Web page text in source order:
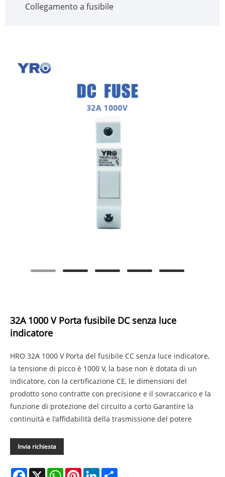
Collegamento a fusibile
32A 1000 V Porta fusibile DC senza luce
indicatore
HRO 32A 1000 V Porta del fusibile CC senza luce indicatore,
la tensione di picco è 1000 V, la base non è dotata di un
indicatore, con la certificazione CE, le dimensioni del
prodotto sono contratte con precisione e il sovraccarico e la
funzione di protezione del circuito a corto Garantire la
continuità e l'affidabilità della trasmissione del potere
Invia richiesta
Facebook
X WhatsAppPinterestLinkedIn